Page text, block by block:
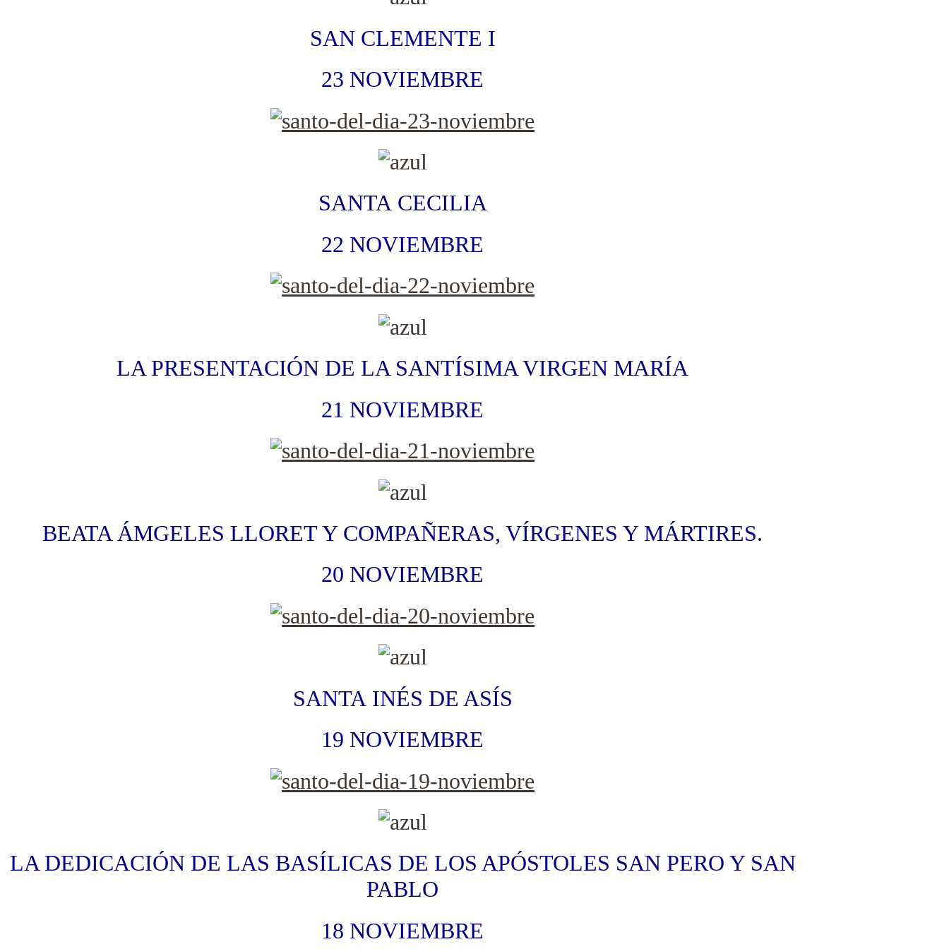
SAN CLEMENTE I
23 NOVIEMBRE
SANTA CECILIA
22 NOVIEMBRE
LA PRESENTACIÓN DE LA SANTÍSIMA VIRGEN MARÍA
21 NOVIEMBRE
BEATA ÁMGELES LLORET Y COMPAÑERAS, VÍRGENES Y MÁRTIRES.
20 NOVIEMBRE
SANTA INÉS DE ASÍS
19 NOVIEMBRE
LA DEDICACIÓN DE LAS BASÍLICAS DE LOS APÓSTOLES SAN PERO Y SAN
PABLO
18 NOVIEMBRE